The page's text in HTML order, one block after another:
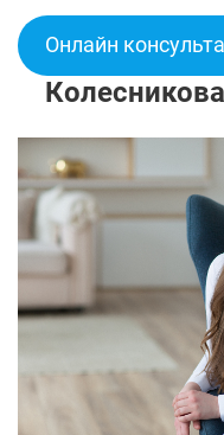
Онлайн